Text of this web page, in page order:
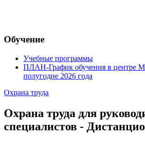
Обучение
Учебные программы
ПЛАН-График обучения в центре
полугодие 2026 года
Охрана труда
Охрана труда для
специалистов -